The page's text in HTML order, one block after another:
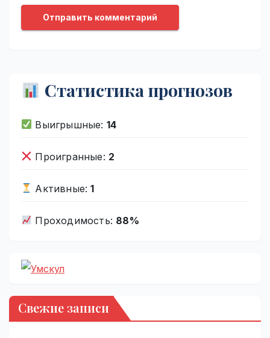
Статистика прогнозов
Выигрышные: 14
Проигранные: 2
Активные:1
Проходимость: 88%
Свежие записи